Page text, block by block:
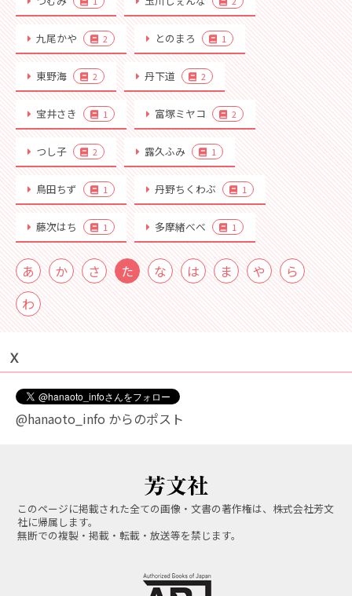
九尾かや 2 とのまろ 1
東野海 2 丹下道 2
宝井さき 1 富塚ミヤコ 2
つし子 2 露久ふみ 1
鳥田ちず 1 丹野ちくわぶ 1
藤次はち 1 多摩緒べべ 1
あ か さ た な は ま や
ら
わ
Ｘ
@hanaoto_info からのポスト
このページに掲載された全ての画像・文書の著作権は、株式会社芳文
社に帰属します。
無断での複製・掲載・転載・放送等を禁じます。